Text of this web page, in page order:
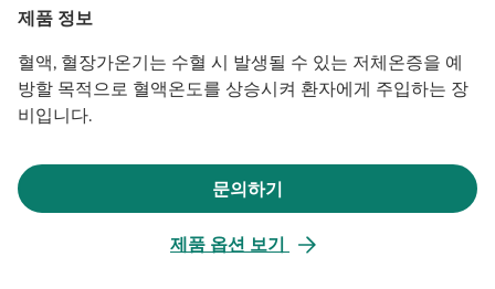
제품 정보
혈액, 혈장가온기는 수혈 시 발생될 수 있는 저체온증을 예
방할 목적으로 혈액온도를 상승시켜 환자에게 주입하는 장
비입니다.
문의하기
새
에
제품 옵션 보기